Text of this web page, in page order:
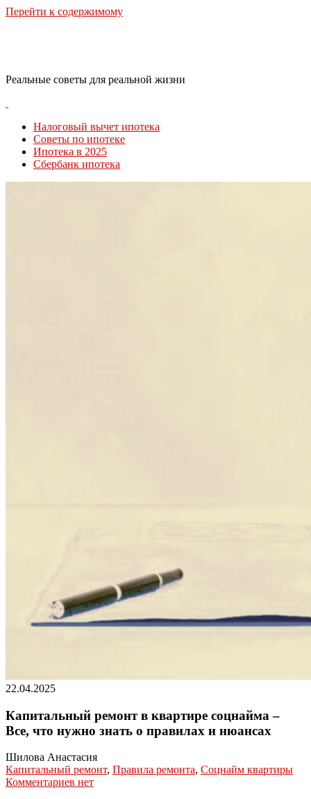
Перейти к содержимому
Реальные советы для реальной жизни
Налоговый вычет ипотека
Советы по ипотеке
Ипотека в 2025
Сбербанк ипотека
22.04.2025
Капитальный ремонт в квартире соцнайма –
Все, что нужно знать о правилах и нюансах
Шилова Анастасия
Капитальный ремонт, Правила ремонта, Соцнайм квартиры
Комментариев нет